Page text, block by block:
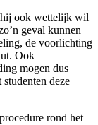
hij ook wettelijk wil
geval kunnen
de voorlichting
Ook
mogen dus
deze
rond het